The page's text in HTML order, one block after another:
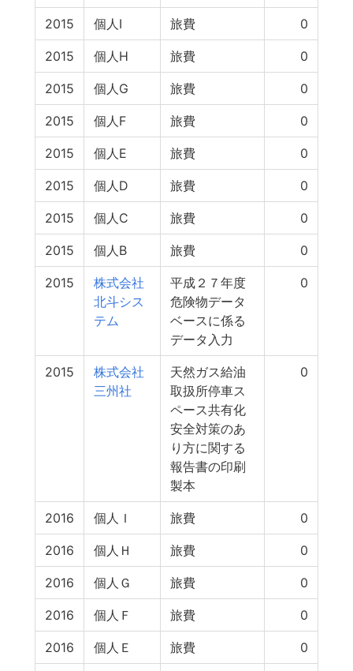
2015 個人I 旅費 0
2015 個人H 旅費 0
2015 個人G 旅費 0
2015 個人F 旅費 0
2015 個人E 旅費 0
2015 個人D 旅費 0
2015 個人C 旅費 0
2015 個人B 旅費 0
2015
株式会社
北斗シス
テム
平成２７年度
危険物データ
ベースに係る
データ入力
0
2015
株式会社
三州社
天然ガス給油
取扱所停車ス
ペース共有化
安全対策のあ
り方に関する
報告書の印刷
製本
0
2016 個人Ｉ 旅費 0
2016 個人Ｈ 旅費 0
2016 個人Ｇ 旅費 0
2016 個人Ｆ 旅費 0
2016 個人Ｅ 旅費 0